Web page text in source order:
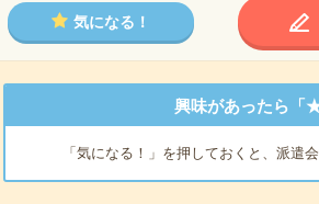
気になる！
興味があったら「
「気になる！」を押しておくと、派遣